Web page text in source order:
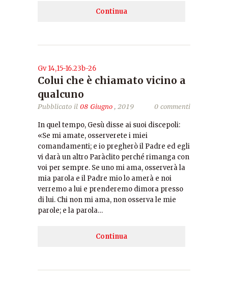
Continua
Gv 14,15-16.23b-26
Colui che è chiamato vicino a
qualcuno
Pubblicato il 08 Giugno, 2019 0 commenti
In quel tempo, Gesù disse ai suoi discepoli:
«Se mi amate, osserverete i miei
comandamenti; e io pregherò il Padre ed egli
vi darà un altro Paràclito perché rimanga con
voi per sempre. Se uno mi ama, osserverà la
mia parola e il Padre mio lo amerà e noi
verremo a lui e prenderemo dimora presso
di lui. Chi non mi ama, non osserva le mie
parole; e la parola…
Continua